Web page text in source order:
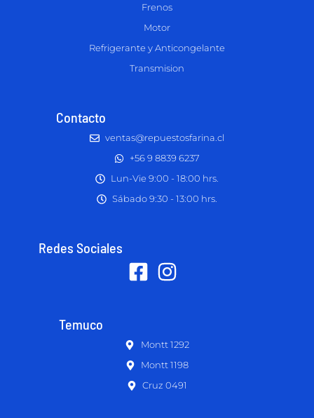
Frenos
Motor
Refrigerante y Anticongelante
Transmision
Contacto
ventas@repuestosfarina.cl
+56 9 8839 6237
Lun-Vie 9:00 - 18:00 hrs.
Sábado 9:30 - 13:00 hrs.
Redes Sociales
Temuco
Montt 1292
Montt 1198
Cruz 0491